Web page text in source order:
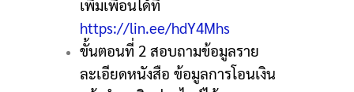
เพิ่มเพื่อนได้ที่
https://lin.ee/hdY4Mhs
ขั้นตอนที่ 2 สอบถามข้อมูลราย
ละเอียดหนังสือ ข้อมูลการโอนเงิน